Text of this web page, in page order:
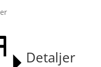
Detaljer